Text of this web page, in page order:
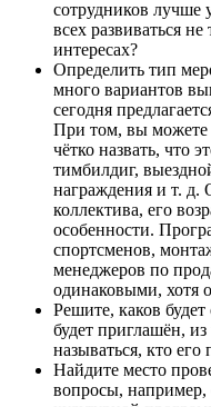
сотрудников лучше
всех развиваться
интересах?
Определить тип
много вариантов
сегодня
При том, вы можете
чётко назвать, что
тимбилдиг,
награждения и т. д.
коллектива, его
особенности.
спортсменов,
менеджеров по
одинаковыми, хотя
Решите, каков
будет приглашён, из
называться, кто
Найдите место
вопросы,